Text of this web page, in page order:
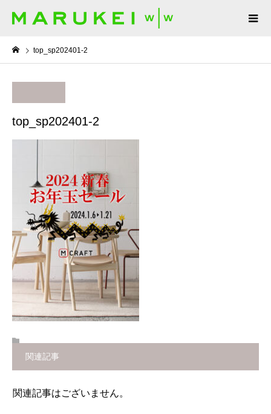
top_sp202401-2
top_sp202401-2
関連記事
関連記事はございません。